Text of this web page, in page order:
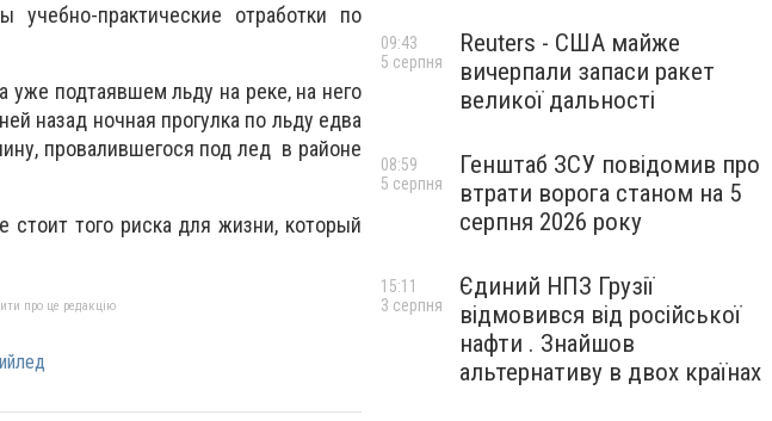
учебно-практические отработки по
подтаявшем льду на реке, на него
назад ночная прогулка по льду едва
провалившегося под лед в районе
стоит того риска для жизни, который
про це редакцію
Reuters - США майже
вичерпали запаси ракет
великої дальності
09:43
5 серпня
Генштаб ЗСУ повідомив про
втрати ворога станом на 5
серпня 2026 року
08:59
5 серпня
Єдиний НПЗ Грузії
відмовився від російської
нафти . Знайшов
альтернативу в двох країнах
15:11
3 серпня